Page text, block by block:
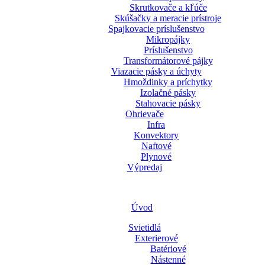
Skrutkovače a kľúče
Skúšačky a meracie prístroje
Spajkovacie príslušenstvo
Mikropájky
Príslušenstvo
Transformátorové pájky
Viazacie pásky a úchyty
Hmoždinky a príchytky
Izolačné pásky
Stahovacie pásky
Ohrievače
Infra
Konvektory
Naftové
Plynové
Výpredaj
Úvod
Svietidlá
Exterierové
Batériové
Nástenné